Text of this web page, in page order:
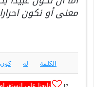
معنى أو نكون
الكلمة له كون
17 تابعنا على انستغرام